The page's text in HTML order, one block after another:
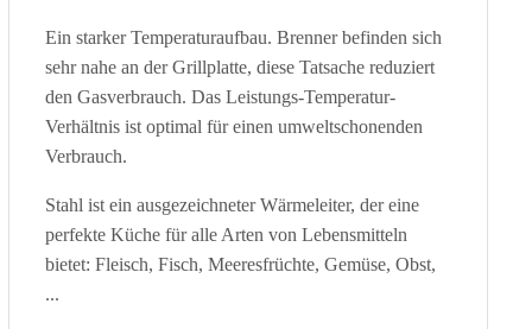
Ein starker Temperaturaufbau. Brenner befinden sich
sehr nahe an der Grillplatte, diese Tatsache reduziert
den Gasverbrauch. Das Leistungs-Temperatur-
Verhältnis ist optimal für einen umweltschonenden
Verbrauch.
Stahl ist ein ausgezeichneter Wärmeleiter, der eine
perfekte Küche für alle Arten von Lebensmitteln
bietet: Fleisch, Fisch, Meeresfrüchte, Gemüse, Obst,
...